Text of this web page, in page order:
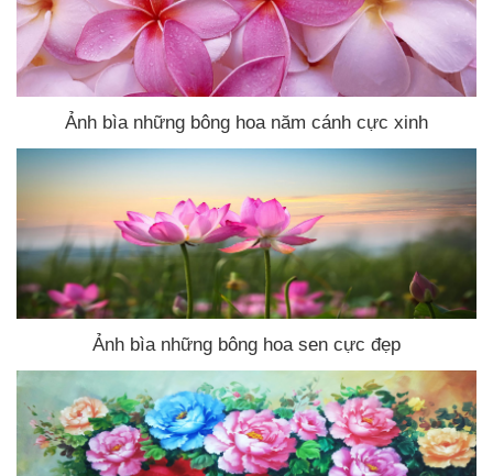
Ảnh bìa những bông hoa năm cánh cực xinh
Ảnh bìa những bông hoa sen cực đẹp